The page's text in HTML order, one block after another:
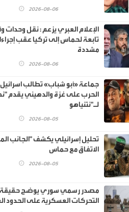
2026-08-06
الإعلام العبري يزعم : نقل وحدات
تابعة لحماس إلى تركيا عقب
مشددة
2026-08-06
جماعة «أبو شباب» تطالب
الحرب على غزة والدهيني يقدم
لـ"نتنياهو
2026-08-05
تحليل إسرائيلي يكشف "الجانب
الاتفاق مع حماس
2026-08-05
مصدر رسمي سوري يوضح حقيقة
التحركات العسكرية على الحدود